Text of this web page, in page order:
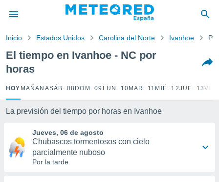
por
para
la
calidad.
a este
las
y
forma
Inicio Estados Unidos Carolina del Norte Ivanhoe
El tiempo en Ivanhoe - NC por
horas
HOY MAÑANASÁB. 08 DOM. 09 LUN. 10 MAR. 11 MIÉ. 12JUE. 13VIE.
La previsión del tiempo por horas en Ivanhoe
Jueves, 06 de agosto
Chubascos tormentosos con cielo
parcialmente nuboso
Por la tarde